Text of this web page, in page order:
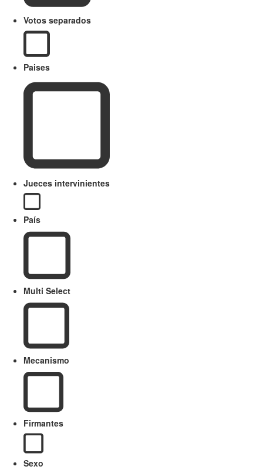
Votos separados
Paises
Jueces intervinientes
País
Multi Select
Mecanismo
Firmantes
Sexo